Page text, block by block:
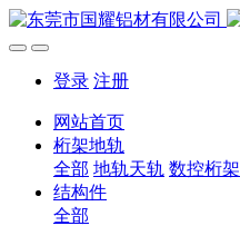
登录 注册
网站首页
桁架地轨
全部 地轨天轨 数控桁架
结构件
全部